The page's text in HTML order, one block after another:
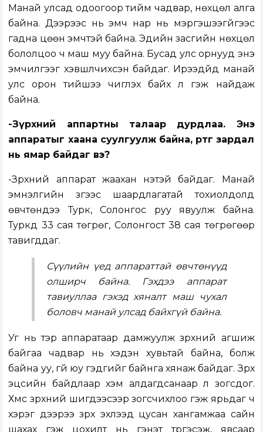
Манай улсад одоогоор тийм чадвар, нөхцөл алга
байна. Дээрээс нь эмч нар нь мэргэшээгүйгээс
гадна цөөн эмчтэй байна. Эдийн засгийн нөхцөл
бололцоо ч маш муу байна. Бусад улс орнууд энэ
эмчилгээг хэвшүүлчихсэн байдаг. Ирээдүйд манай
улс орон тийшээ чиглэх байх л гэж найдаж
байна.
-Зүрхний аппартны талаар дурдлаа. Энэ
аппаратыг хаана суулгуулж байна, өртөг зардал
нь ямар байдаг вэ?
-Зүрхний аппарат жаахан үнэтэй байдаг. Манай
эмнэлгийн зүгээс шаардлагатай тохиолдолд
өвчтөнүүдээ Турк, Солонгос руу явуулж байна.
Туркд 33 сая төгрөг, Солонгост 38 сая төгрөгөөр
тавигддаг.
Сүүлийн үед аппараттай өвчтөнүүд
олширч байна. Гэхдээ аппарат
тавиуллаа гэхэд хяналт маш чухал
боловч манай улсад байхгүй байна.
Уг нь тэр аппаратаар дамжуулж зүрхний агшиж
байгаа чадвар нь хэдэн хувьтай байна, болж
байна уу, үгүй юу гэдгийг байнга хянаж байдаг. Зүрх
эцсийн байдлаар хэм алдагдсанаар л зогсдог.
Хүмүүс зүрхний шигдээсээр зогсчихлоо гэж ярьдаг ч
хэрэг дээрээ зүрх эхлээд цусан хангамжаа сайн
шахах гэж цохилт нь гэнэт түргэсэж, явсаар